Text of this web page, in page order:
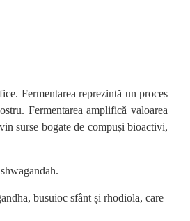
Fermentarea reprezintă un proces
Fermentarea amplifică valoarea
surse bogate de compuși bioactivi,
busuioc sfânt și rhodiola, care